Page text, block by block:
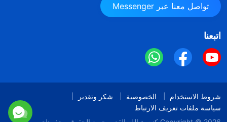
تواصل معنا عبر Messenger
اتبعنا
شروط الاستخدام الخصوصية
شكر وتقدير
سياسة ملفات تعريف الارتباط